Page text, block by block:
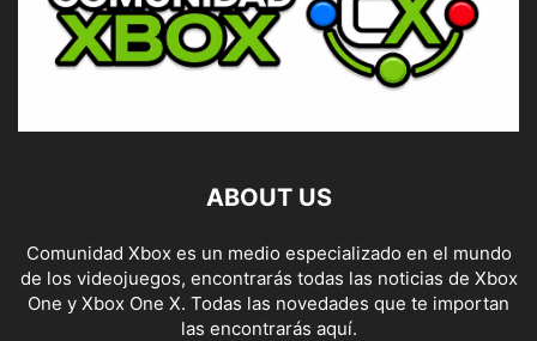
ABOUT US
Comunidad Xbox es un medio especializado en el mundo
de los videojuegos, encontrarás todas las noticias de Xbox
One y Xbox One X. Todas las novedades que te importan
las encontrarás aquí.